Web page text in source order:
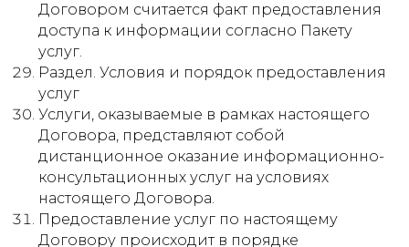
Договором считается факт предоставления
доступа к информации согласно Пакету
услуг.
Раздел. Условия и порядок предоставления
услуг
Услуги, оказываемые в рамках настоящего
Договора, представляют собой
дистанционное оказание информационно-
консультационных услуг на условиях
настоящего Договора.
Предоставление услуг по настоящему
Договору происходит в порядке